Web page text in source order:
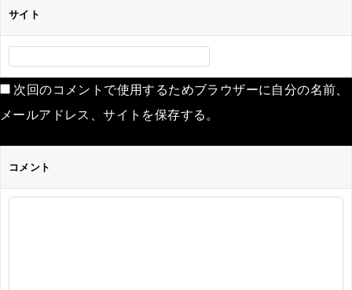
サイト
次回のコメントで使用するためブラウザーに自分の名前、
メールアドレス、サイトを保存する。
コメント